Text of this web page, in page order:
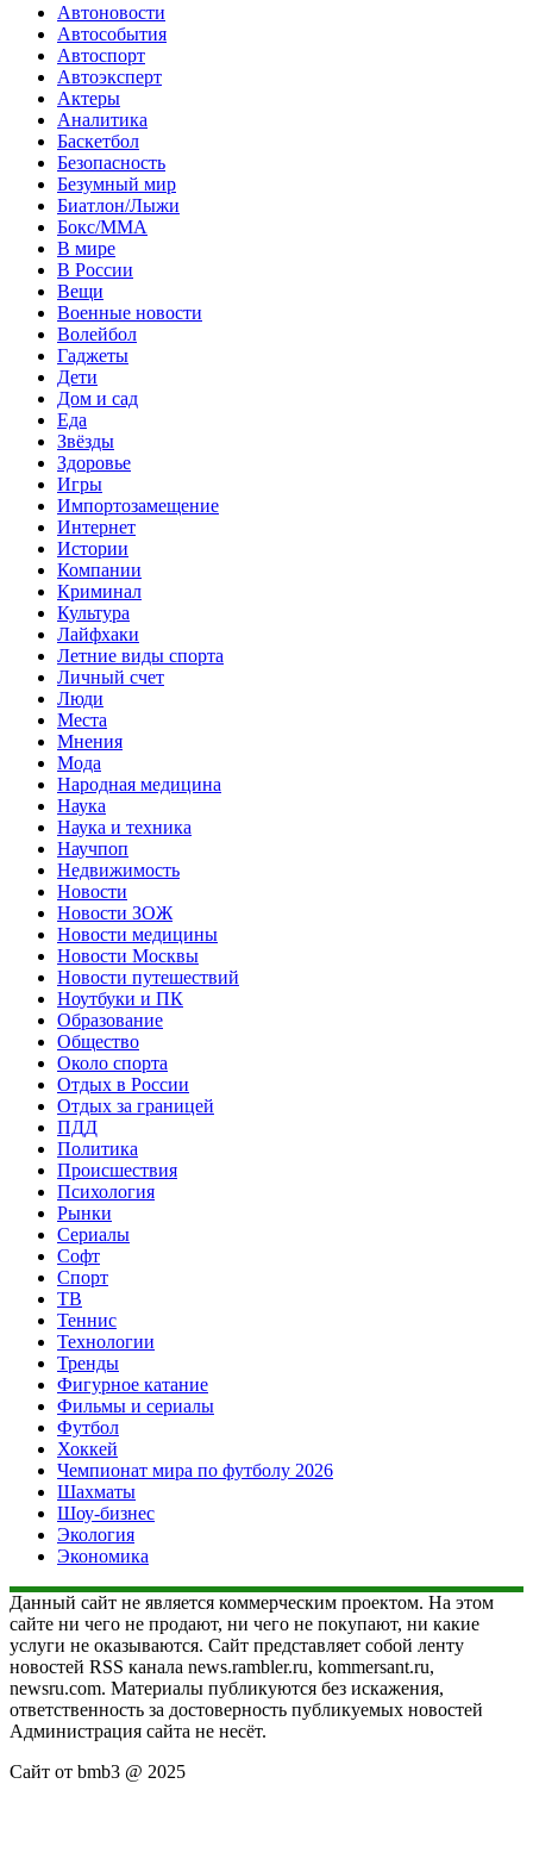
Автоновости
Автособытия
Автоспорт
Автоэксперт
Актеры
Аналитика
Баскетбол
Безопасность
Безумный мир
Биатлон/Лыжи
Бокс/MMA
В мире
В России
Вещи
Военные новости
Волейбол
Гаджеты
Дети
Дом и сад
Еда
Звёзды
Здоровье
Игры
Импортозамещение
Интернет
Истории
Компании
Криминал
Культура
Лайфхаки
Летние виды спорта
Личный счет
Люди
Места
Мнения
Мода
Народная медицина
Наука
Наука и техника
Научпоп
Недвижимость
Новости
Новости ЗОЖ
Новости медицины
Новости Москвы
Новости путешествий
Ноутбуки и ПК
Образование
Общество
Около спорта
Отдых в России
Отдых за границей
ПДД
Политика
Происшествия
Психология
Рынки
Сериалы
Софт
Спорт
ТВ
Теннис
Технологии
Тренды
Фигурное катание
Фильмы и сериалы
Футбол
Хоккей
Чемпионат мира по футболу 2026
Шахматы
Шоу-бизнес
Экология
Экономика
Данный сайт не является коммерческим проектом. На этом
сайте ни чего не продают, ни чего не покупают, ни какие
услуги не оказываются. Сайт представляет собой ленту
новостей RSS канала news.rambler.ru, kommersant.ru,
newsru.com. Материалы публикуются без искажения,
ответственность за достоверность публикуемых новостей
Администрация сайта не несёт.
Сайт от bmb3 @ 2025